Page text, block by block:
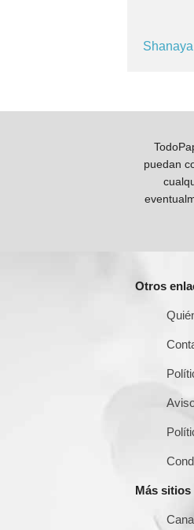
Shanaya
puedan
Otros
Más sitios